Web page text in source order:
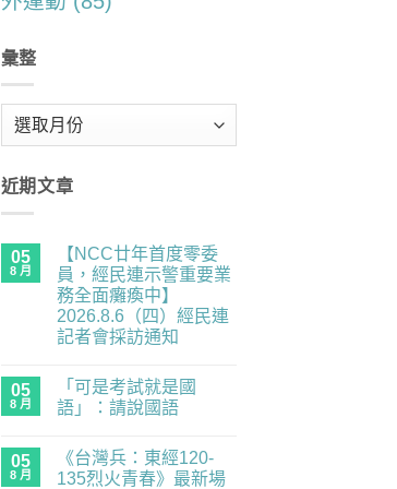
彙整
近期文章
05
8 月
【NCC廿年首度零委
員，經民連示警重要業
務全面癱瘓中】
2026.8.6（四）經民連
記者會採訪通知
年
首
委
員，
經
言
05
8 月
「可是考試就是國
語」：請說國語
是
考
試
留
言
05
8 月
《台灣兵：東經120-
135烈火青春》最新場